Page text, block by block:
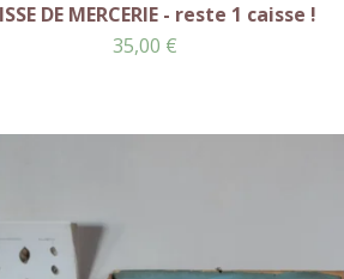
DE MERCERIE - reste 1 caisse !
35,00 €